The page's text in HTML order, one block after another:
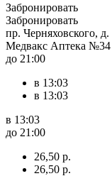
Забронировать
Забронировать
пр. Черняховского,
Медвакс Аптека №34
до 21:00
в 13:03
в 13:03
в 13:03
до 21:00
26,50 р.
26,50 р.